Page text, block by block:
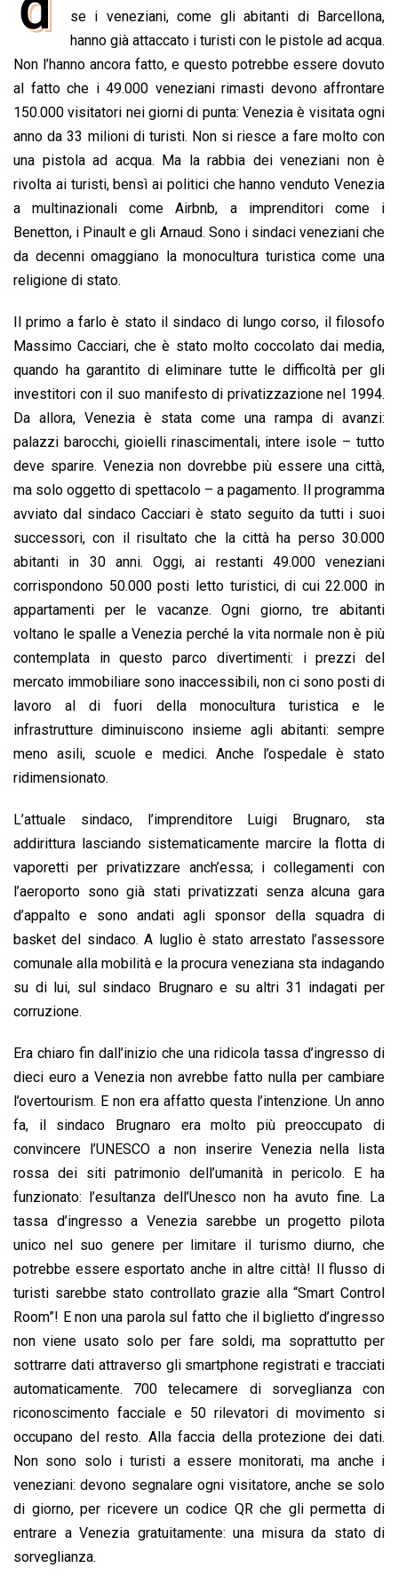
e
o
o
k
s
A
p
p
k
e
d
I
n
e
a
d
s
i
l
y
L
i
n
k
n
t
se i veneziani, come gli abitanti di Barcellona,
hanno già attaccato i turisti con le pistole ad acqua.
Non l’hanno ancora fatto, e questo potrebbe essere dovuto
al fatto che i 49.000 veneziani rimasti devono affrontare
150.000 visitatori nei giorni di punta: Venezia è visitata ogni
anno da 33 milioni di turisti. Non si riesce a fare molto con
una pistola ad acqua. Ma la rabbia dei veneziani non è
rivolta ai turisti, bensì ai politici che hanno venduto Venezia
a multinazionali come Airbnb, a imprenditori come i
Benetton, i Pinault e gli Arnaud. Sono i sindaci veneziani che
da decenni omaggiano la monocultura turistica come una
religione di stato.
Il primo a farlo è stato il sindaco di lungo corso, il filosofo
Massimo Cacciari, che è stato molto coccolato dai media,
quando ha garantito di eliminare tutte le difficoltà per gli
investitori con il suo manifesto di privatizzazione nel 1994.
Da allora, Venezia è stata come una rampa di avanzi:
palazzi barocchi, gioielli rinascimentali, intere isole – tutto
deve sparire. Venezia non dovrebbe più essere una città,
ma solo oggetto di spettacolo – a pagamento. Il programma
avviato dal sindaco Cacciari è stato seguito da tutti i suoi
successori, con il risultato che la città ha perso 30.000
abitanti in 30 anni. Oggi, ai restanti 49.000 veneziani
corrispondono 50.000 posti letto turistici, di cui 22.000 in
appartamenti per le vacanze. Ogni giorno, tre abitanti
voltano le spalle a Venezia perché la vita normale non è più
contemplata in questo parco divertimenti: i prezzi del
mercato immobiliare sono inaccessibili, non ci sono posti di
lavoro al di fuori della monocultura turistica e le
infrastrutture diminuiscono insieme agli abitanti: sempre
meno asili, scuole e medici. Anche l’ospedale è stato
ridimensionato.
L’attuale sindaco, l’imprenditore Luigi Brugnaro, sta
addirittura lasciando sistematicamente marcire la flotta di
vaporetti per privatizzare anch’essa; i collegamenti con
l’aeroporto sono già stati privatizzati senza alcuna gara
d’appalto e sono andati agli sponsor della squadra di
basket del sindaco. A luglio è stato arrestato l’assessore
comunale alla mobilità e la procura veneziana sta indagando
su di lui, sul sindaco Brugnaro e su altri 31 indagati per
corruzione.
Era chiaro fin dall’inizio che una ridicola tassa d’ingresso di
dieci euro a Venezia non avrebbe fatto nulla per cambiare
l’overtourism. E non era affatto questa l’intenzione. Un anno
fa, il sindaco Brugnaro era molto più preoccupato di
convincere l’UNESCO a non inserire Venezia nella lista
rossa dei siti patrimonio dell’umanità in pericolo. E ha
funzionato: l’esultanza dell’Unesco non ha avuto fine. La
tassa d’ingresso a Venezia sarebbe un progetto pilota
unico nel suo genere per limitare il turismo diurno, che
potrebbe essere esportato anche in altre città! Il flusso di
turisti sarebbe stato controllato grazie alla “Smart Control
Room”! E non una parola sul fatto che il biglietto d’ingresso
non viene usato solo per fare soldi, ma soprattutto per
sottrarre dati attraverso gli smartphone registrati e tracciati
automaticamente. 700 telecamere di sorveglianza con
riconoscimento facciale e 50 rilevatori di movimento si
occupano del resto. Alla faccia della protezione dei dati.
Non sono solo i turisti a essere monitorati, ma anche i
veneziani: devono segnalare ogni visitatore, anche se solo
di giorno, per ricevere un codice QR che gli permetta di
entrare a Venezia gratuitamente: una misura da stato di
sorveglianza.